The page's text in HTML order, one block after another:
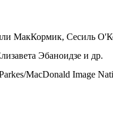
МакКормик, Сесиль
Эбаноидзе и др.
MacDonald Image